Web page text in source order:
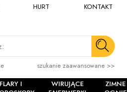
szukanie zaawansowane >>
HURT KONTAKT
FLARY I
WIRUJĄCE
ZIMNE